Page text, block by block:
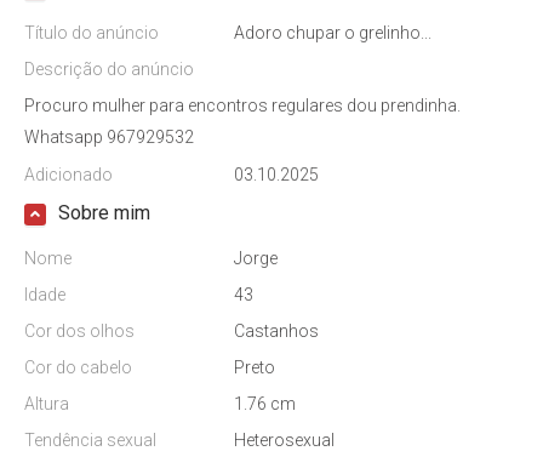
Título do anúncio
Adoro chupar o grelinho...
Descrição do anúncio
Procuro mulher para encontros regulares dou prendinha.
Whatsapp 967929532
Adicionado
03.10.2025
Sobre mim
Nome
Jorge
Idade
43
Cor dos olhos
Castanhos
Cor do cabelo
Preto
Altura
1.76 cm
Tendência sexual
Heterosexual